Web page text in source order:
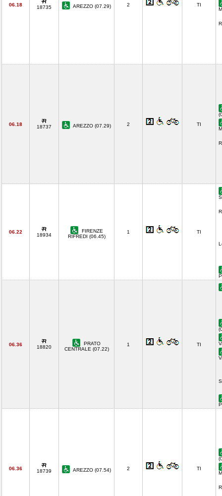
06.18 18735 AREZZO (07.29) 2 TI
06.18 18737 AREZZO (07.29) 2 TI
06.22
18934
FIRENZE
RIFREDI (06.45)
1 TI
06.36 18820
PRATO
CENTRALE (07.22)
1 TI
06.36 18739 AREZZO (07.54) 2 TI